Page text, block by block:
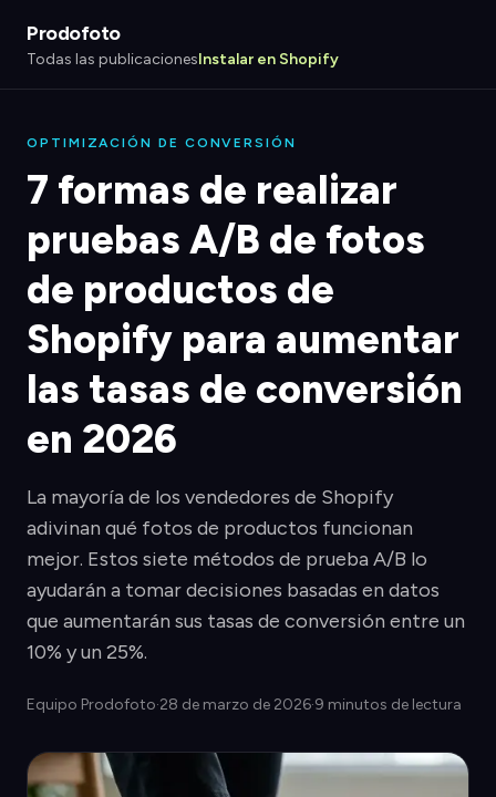
Prodofoto
Todas las publicacionesInstalar en Shopify
OPTIMIZACIÓN DE CONVERSIÓN
7 formas de realizar
pruebas A/B de fotos
de productos de
Shopify para aumentar
las tasas de conversión
en 2026
La mayoría de los vendedores de Shopify
adivinan qué fotos de productos funcionan
mejor. Estos siete métodos de prueba A/B lo
ayudarán a tomar decisiones basadas en datos
que aumentarán sus tasas de conversión entre un
10% y un 25%.
Equipo Prodofoto·28 de marzo de 2026·9 minutos de lectura